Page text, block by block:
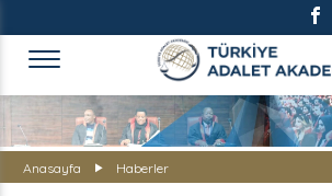
TÜRKİYE ADALET
Anasayfa Haberler